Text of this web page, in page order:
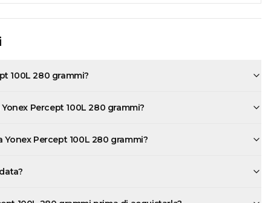
100L 280 grammi?
Percept 100L 280 grammi?
Percept 100L 280 grammi?